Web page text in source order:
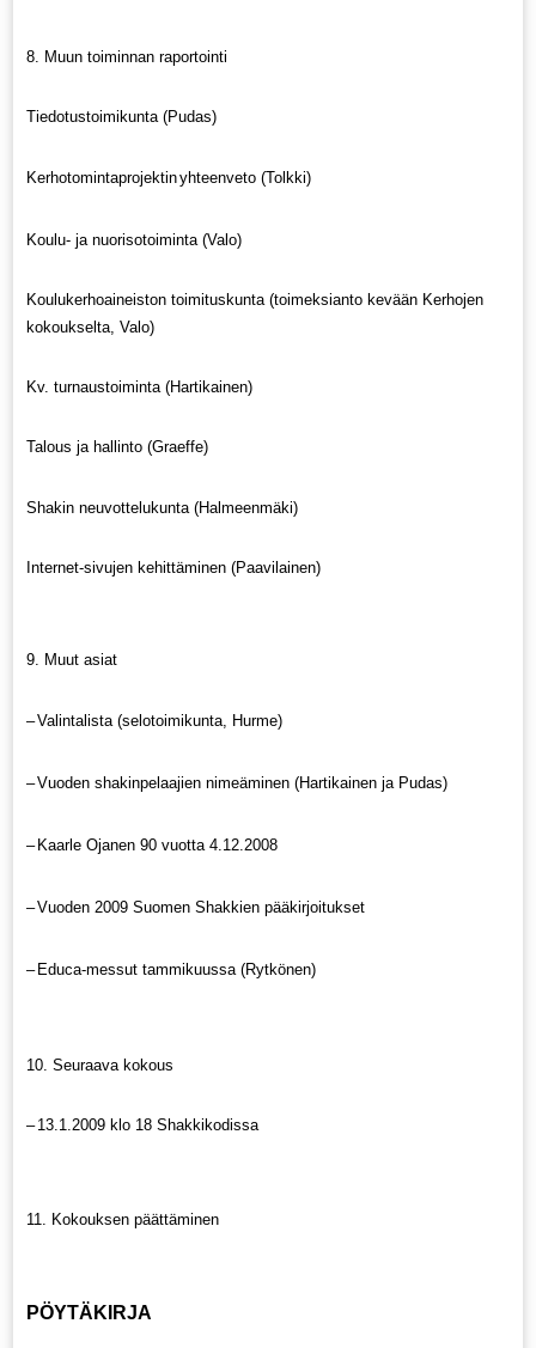
8. Muun toiminnan raportointi
Tiedotustoimikunta (Pudas)
Kerhotomintaprojektinyhteenveto (Tolkki)
Koulu- ja nuorisotoiminta (Valo)
Koulukerhoaineiston toimituskunta (toimeksianto kevään Kerhojen
kokoukselta, Valo)
Kv. turnaustoiminta (Hartikainen)
Talous ja hallinto (Graeffe)
Shakin neuvottelukunta (Halmeenmäki)
Internet-sivujen kehittäminen (Paavilainen)
9. Muut asiat
–Valintalista (selotoimikunta, Hurme)
–Vuoden shakinpelaajien nimeäminen (Hartikainen ja Pudas)
– Kaarle Ojanen 90 vuotta 4.12.2008
–Vuoden 2009 Suomen Shakkien pääkirjoitukset
– Educa-messut tammikuussa (Rytkönen)
10. Seuraava kokous
– 13.1.2009 klo 18 Shakkikodissa
11. Kokouksen päättäminen
PÖYTÄKIRJA